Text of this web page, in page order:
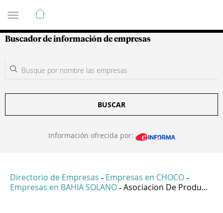
Guía de Empresas Colombianas
Buscador de información de empresas
BUSCAR
Información ofrecida por:
Directorio de Empresas - Empresas en CHOCO -
Empresas en BAHIA SOLANO - Asociacion De Produ...